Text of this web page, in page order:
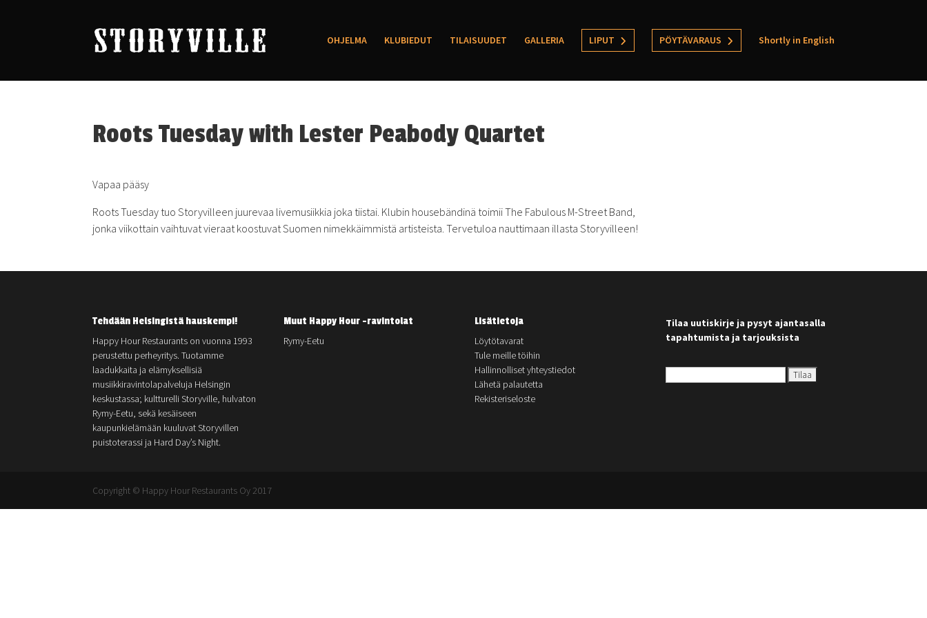
OHJELMA KLUBIEDUT TILAISUUDET GALLERIA LIPUT PÖYTÄVARAUS Shortly in English
Roots Tuesday with Lester Peabody Quartet
Vapaa pääsy
Roots Tuesday tuo Storyvilleen juurevaa livemusiikkia joka tiistai. Klubin housebändinä toimii The Fabulous M-Street Band,
jonka viikottain vaihtuvat vieraat koostuvat Suomen nimekkäimmistä artisteista. Tervetuloa nauttimaan illasta Storyvilleen!
Tehdään Helsingistä hauskempi!
Happy Hour Restaurants on vuonna 1993
perustettu perheyritys. Tuotamme
laadukkaita ja elämyksellisiä
musiikkiravintolapalveluja Helsingin
keskustassa; kultturelli Storyville, hulvaton
Rymy-Eetu, sekä kesäiseen
kaupunkielämään kuuluvat Storyvillen
puistoterassi ja Hard Day’s Night.
Muut Happy Hour -ravintolat
Rymy-Eetu
Lisätietoja
Löytötavarat
Tule meille töihin
Hallinnolliset yhteystiedot
Lähetä palautetta
Rekisteriseloste
Tilaa uutiskirje ja pysyt ajantasalla
tapahtumista ja tarjouksista
Copyright © Happy Hour Restaurants Oy 2017